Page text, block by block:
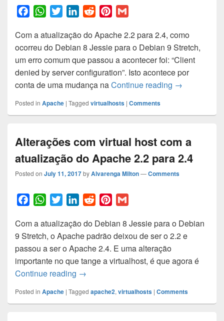
c
e
b
o
o
k
W
a
t
s
A
p
i
t
t
e
r
n
k
e
d
I
R
d
d
i
t
n
t
e
r
e
a
i
l
Com a atualização do Apache 2.2 para 2.4, como
ocorreu do Debian 8 Jessie para o Debian 9 Stretch,
um erro comum que passou a acontecer foi: “Client
denied by server configuration”. Isto acontece por
conta de uma mudança naContinue reading Alterações
→
Posted in Apache | Tagged virtualhosts | Comments
Alterações com virtual host com a
atualização do Apache 2.2 para 2.4
Posted on July 11, 2017byAlvarenga Milton—Comments
c
e
b
o
o
k
W
a
t
s
A
p
i
t
t
e
r
n
k
e
d
I
R
d
d
i
t
n
t
e
r
s
a
i
l
Com a atualização do Debian 8 Jessie para o Debian
9 Stretch, o Apache padrão deixou de ser o 2.2 e
passou a ser o Apache 2.4. E uma alteração
importante no que tange a virtualhost, é que agora é
Continue reading Alterações com virtual host com a
→
Posted in Apache | Tagged apache2, virtualhosts | Comments